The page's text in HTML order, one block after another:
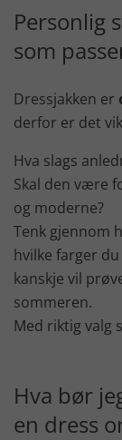
Personlig
som
Dressjakken er
derfor er det
Hva slags
Skal den være
og moderne?
Tenk gjennom
hvilke farger
kanskje vil
sommeren.
Med riktig valg
Hva bør
en dress